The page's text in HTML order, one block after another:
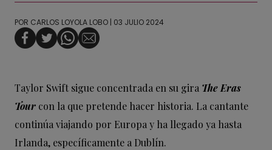
POR CARLOS LOYOLA LOBO | 03 JULIO 2024
Taylor Swift sigue concentrada en su gira The Eras
Tour con la que pretende hacer historia. La cantante
continúa viajando por Europa y ha llegado ya hasta
Irlanda, específicamente a Dublín.